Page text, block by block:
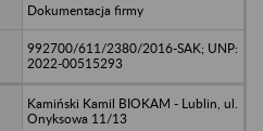
Dokumentacja firmy
992700/611/2380/2016-SAK; UNP:
2022-00515293
Kamiński Kamil BIOKAM - Lublin, ul.
Onyksowa 11/13